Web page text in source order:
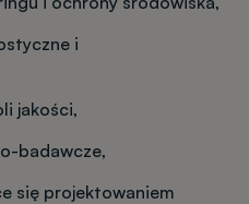
i
jakości,
badawcze,
się projektowaniem